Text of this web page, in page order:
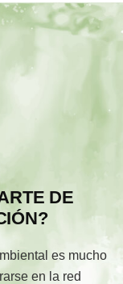
DE
es mucho
en la red